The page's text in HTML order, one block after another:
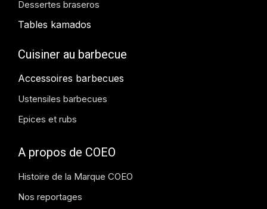
Dessertes braseros
Tables kamados
Cuisiner au barbecue
Accessoires barbecues
Ustensiles barbecues
Epices et rubs
A propos de COEO
Histoire de la Marque COEO
Nos reportages